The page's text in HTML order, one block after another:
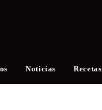
Noticias Recetas